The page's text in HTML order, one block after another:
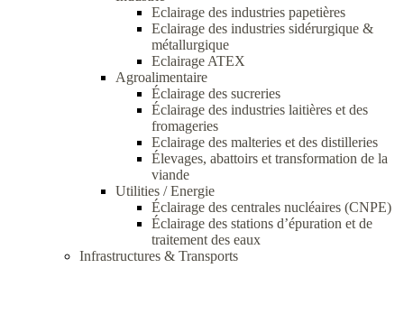
Eclairage des industries papetières
Eclairage des industries sidérurgique &
métallurgique
Eclairage ATEX
Agroalimentaire
Éclairage des sucreries
Éclairage des industries laitières et des
fromageries
Eclairage des malteries et des distilleries
Élevages, abattoirs et transformation de la
viande
Utilities / Energie
Éclairage des centrales nucléaires (CNPE)
Éclairage des stations d’épuration et de
traitement des eaux
Infrastructures & Transports